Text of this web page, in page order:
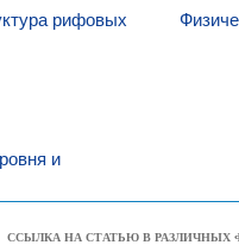
рифовых
и
ССЫЛКА НА СТАТЬЮ В РАЗЛИЧНЫХ